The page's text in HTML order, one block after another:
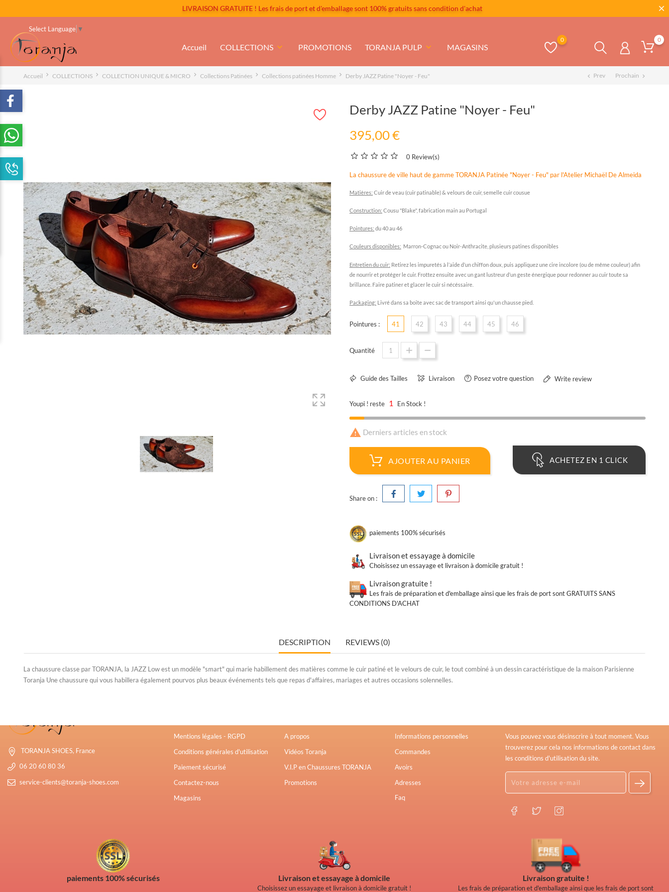
LIVRAISON GRATUITE ! Les frais de port et d'emballage sont 100% gratuits sans condition d'achat
Select Language ▼
0
0
Accueil COLLECTIONS keyboard_arrow_down PROMOTIONS TORANJA PULP keyboard_arrow_down MAGASINS
Accueil COLLECTIONS COLLECTION UNIQUE & MICRO Collections Patinées Collections patinées Homme Derby JAZZ Patine "Noyer - Feu" chevron_left Prev Prochain chevron_right
Derby JAZZ Patine "Noyer - Feu"
395,00 €
0 Review(s)
La chaussure de ville haut de gamme TORANJA Patinée "Noyer - Feu" par l'Atelier Michaël De Almeida
Matières: Cuir de veau (cuir patinable) & velours de cuir, semelle cuir cousue
Construction: Cousu "Blake", fabrication main au Portugal
Pointures: du 40 au 46
Couleurs disponibles: Marron-Cognac ou Noir-Anthracite, plusieurs patines disponibles
Entretien du cuir: Retirez les impuretés à l’aide d’un chiffon doux, puis appliquez une cire incolore (ou de même couleur) afin
de nourrir et protéger le cuir. Frottez ensuite avec un gant lustreur d’un geste énergique pour redonner au cuir toute sa
brillance. Faire patiner et glacer le cuir si nécéssaire.
Packaging: Livré dans sa boite avec sac de transport ainsi qu'un chausse pied.
Pointures : 41 42 43 44 45 46
Quantité
Guide des Tailles Livraison Posez votre question Write review
Youpi ! reste 1 En Stock !
 Derniers articles en stock
AJOUTER AU PANIER ACHETEZ EN 1 CLICK
Share on :
paiements 100% sécurisés
Livraison et essayage à domicile
Choisissez un essayage et livraison à domicile gratuit !
Livraison gratuite !
Les frais de préparation et d'emballage ainsi que les frais de port sont GRATUITS SANS
CONDITIONS D'ACHAT
DESCRIPTION REVIEWS (0)
La chaussure classe par TORANJA, la JAZZ Low est un modèle "smart" qui marie habillement des matières comme le cuir patiné et le velours de cuir, le tout combiné à un dessin caractéristique de la maison Parisienne
Toranja Une chaussure qui vous habillera également pourvos plus beaux événements tels que repas d'affaires, mariages et autres occasions solennelles.
TORANJA SHOES, France
06 20 60 80 36
service-clients@toranja-shoes.com
Mentions légales - RGPD
Conditions générales d'utilisation
Paiement sécurisé
Contactez-nous
Magasins
A propos
Vidéos Toranja
V.I.P en Chaussures TORANJA
Promotions
Informations personnelles
Commandes
Avoirs
Adresses
Faq
Vous pouvez vous désinscrire à tout moment. Vous
trouverez pour cela nos informations de contact dans
les conditions d'utilisation du site.
paiements 100% sécurisés Livraison et essayage à domicile
Choisissez un essayage et livraison à domicile gratuit !
Livraison gratuite !
Les frais de préparation et d'emballage ainsi que les frais de port sont